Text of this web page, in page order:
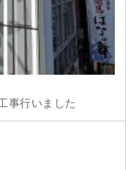
事行いました